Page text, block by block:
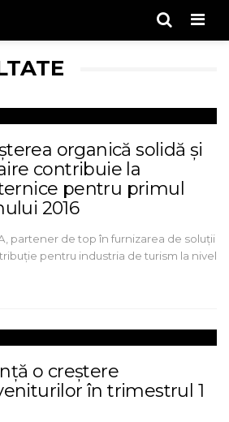
organică solidă și
contribuie la
pentru primul
2016
partener de top în furnizarea de soluții
pentru industria de turism la nivel
o creștere
în trimestrul 1